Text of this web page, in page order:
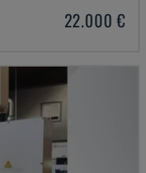
22.000 €